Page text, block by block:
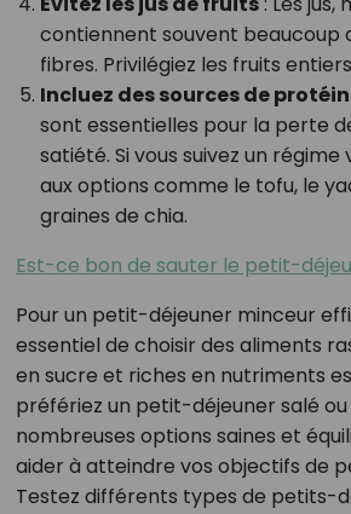
contiennent souvent beaucoup
fibres. Privilégiez les fruits
Incluez des sources de
sont essentielles pour la perte
satiété. Si vous suivez un
aux options comme le tofu, le
graines de chia.
Est-ce bon de sauter le petit-
Pour un petit-déjeuner minceur
essentiel de choisir des aliments
en sucre et riches en nutriments
préfériez un petit-déjeuner salé ou
nombreuses options saines et
aider à atteindre vos objectifs de
Testez différents types de petits-